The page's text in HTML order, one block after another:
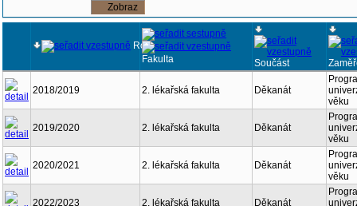
Rok
Fakulta
Součást
2018/2019 2. lékařská fakulta Děkanát
věku
2019/2020 2. lékařská fakulta Děkanát
věku
2020/2021 2. lékařská fakulta Děkanát
věku
2022/2023 2. lékařská fakulta Děkanát